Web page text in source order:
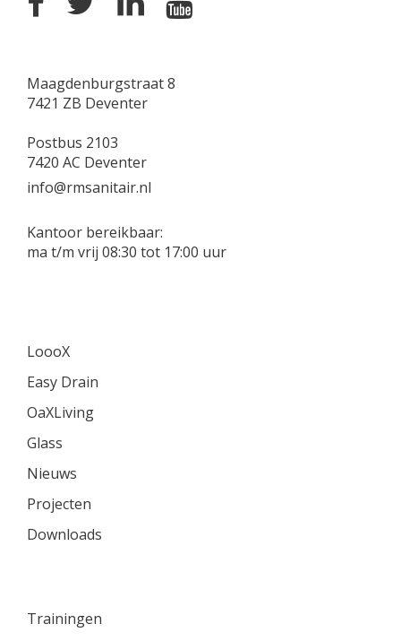
Maagdenburgstraat 8
7421 ZB Deventer
Postbus 2103
7420 AC Deventer
info@rmsanitair.nl
Kantoor bereikbaar:
ma t/m vrij 08:30 tot 17:00 uur
LoooX
Easy Drain
OaXLiving
Glass
Nieuws
Projecten
Downloads
Trainingen